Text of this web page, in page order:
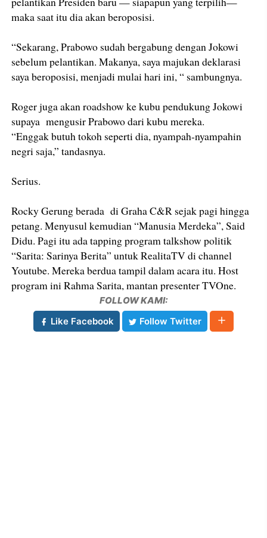
maka saat itu dia akan beroposisi.
“Sekarang, Prabowo sudah bergabung dengan Jokowi
sebelum pelantikan. Makanya, saya majukan deklarasi
saya beroposisi, menjadi mulai hari ini, “ sambungnya.
Roger juga akan roadshow ke kubu pendukung Jokowi
supaya mengusir Prabowo dari kubu mereka.
“Enggak butuh tokoh seperti dia, nyampah-nyampahin
negri saja,” tandasnya.
Serius.
Rocky Gerung berada di Graha C&R sejak pagi hingga
petang. Menyusul kemudian “Manusia Merdeka”, Said
Didu. Pagi itu ada tapping program talkshow politik
“Sarita: Sarinya Berita” untuk RealitaTV di channel
Youtube. Mereka berdua tampil dalam acara itu. Host
program ini Rahma Sarita, mantan presenter TVOne.
FOLLOW KAMI:
Like Facebook
Follow Twitter